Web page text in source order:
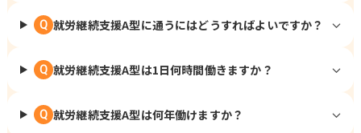
Q 就労継続支援A型に通うにはどうすればよいですか？
Q 就労継続支援A型は1日何時間働きますか？
Q 就労継続支援A型は何年働けますか？